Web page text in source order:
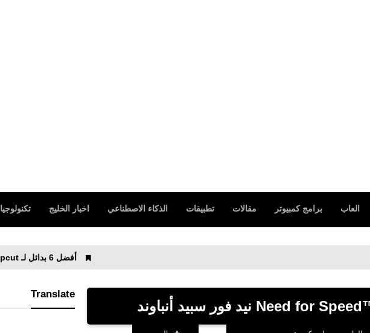
العاب برامج كمبيوتر مقالات تطبيقات الذكاء الاصطناعي اخبار الخليج تكنولوجيا
Translate